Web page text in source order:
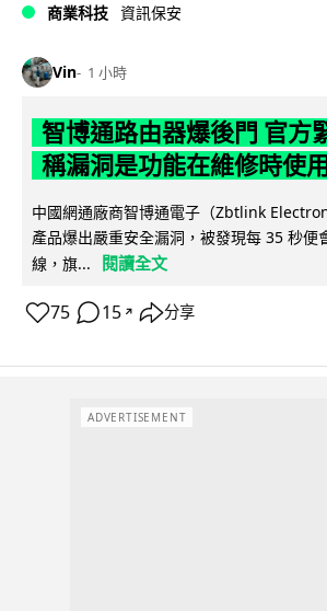
商業科技 資訊保安
Vin 1 小時
智博通路由器爆後門 官方
稱漏洞是功能在維修時使用
中國網通廠商智博通電子（Zbtlink
產品爆出嚴重安全漏洞，被發現每 35 秒便
線，旗...
閱讀全文
75 15 ↗ 分享
ADVERTISEMENT